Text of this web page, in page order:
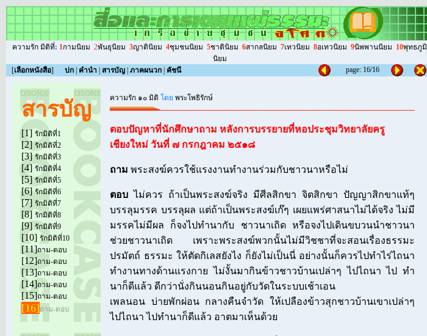
ความรัก มิติที่: 1กามนิยม 2พันธุนิยม 3ญาตินิยม 4ชุมชนนิยม 5ชาตินิยม 6สากลนิยม 7เทวนิยม 8อเทวนิยม 9นิพพานนิยม 10พุทธภูมิ
นิยม
[เลือกหนังสือ] ปก คำนำ สารบัญ ภาคผนวก คัชนี page: 16/16
สารบัญ
[1] รักมิติที่1
[2] รักมิติที่2
[3] รักมิติที่3
[4] รักมิติที่4
[5] รักมิติที่5
[6] รักมิติที่6
[7] รักมิติที่7
[8] รักมิติที่8
[9] รักมิติที่9
[10] รักมิติที่10
[11]ถาม-ตอบ
[12]ถาม-ตอบ
[13]ถาม-ตอบ
[14]ถาม-ตอบ
[15]ถาม-ตอบ
[16]ถาม-ตอบ
ความรัก ๑๐ มิติ โดย พระโพธิรักษ์
ตอบปัญหาที่นักศึกษาถาม หลังการบรรยายที่หอประชุมวิทยาลัยครู
เชียงใหม่ วันที่ ๗ กรกฎาคม ๒๕๑๘
ถาม พระสงฆ์ควรใช้แรงงานทำงานร่วมกับชาวนาหรือไม่
ตอบ ไม่ควร ถ้าเป็นพระสงฆ์จริง มีศีลสิกขา จิตสิกขา ปัญญาสิกขาแท้ๆ
บรรลุมรรค บรรลุผล แต่ถ้าเป็นพระสงฆ์เก๊ๆ เผยแพร่ศาสนาไม่ได้จริง ไม่มี
มรรคไม่มีผล ก็จงไปทำนากับ ชาวนาเถิด หรือจงไปเดินขบวนนำชาวนา
ช่วยชาวนาเถิด เพราะพระสงฆ์พวกนั้นไม่มีวิชชาที่จะสอนเรื่องธรรมะ
ปรมัตถ์ ธรรมะ ให้ตัดกิเลสยังไง ก็ยังไม่เป็นนี่ อย่างนั้นก็ควรไปทำไร่ไถนา
ทำงานทางด้านแรงกาย ไม่งั้นมากินข้าวชาวบ้านเปล่าๆ ไปไถนา ไป ทำ
นาก็ดีแล้ว ดีกว่านั่งกินนอนกินอยู่กับวัดในระบบเช้าเอน
เพลนอน บ่ายพักผ่อน กลางคืนจำวัด ให้เปลืองข้าวสุกชาวบ้านเขาเปล่าๆ
ไปไถนา ไปทำนาก็ดีแล้ว อาตมาเห็นด้วย